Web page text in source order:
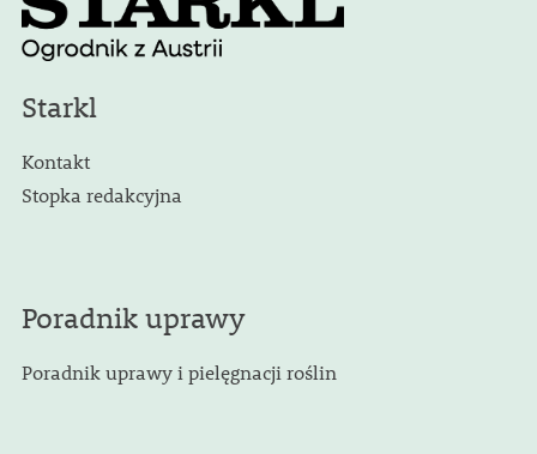
Starkl
Kontakt
Stopka redakcyjna
Poradnik uprawy
Poradnik uprawy i pielęgnacji roślin